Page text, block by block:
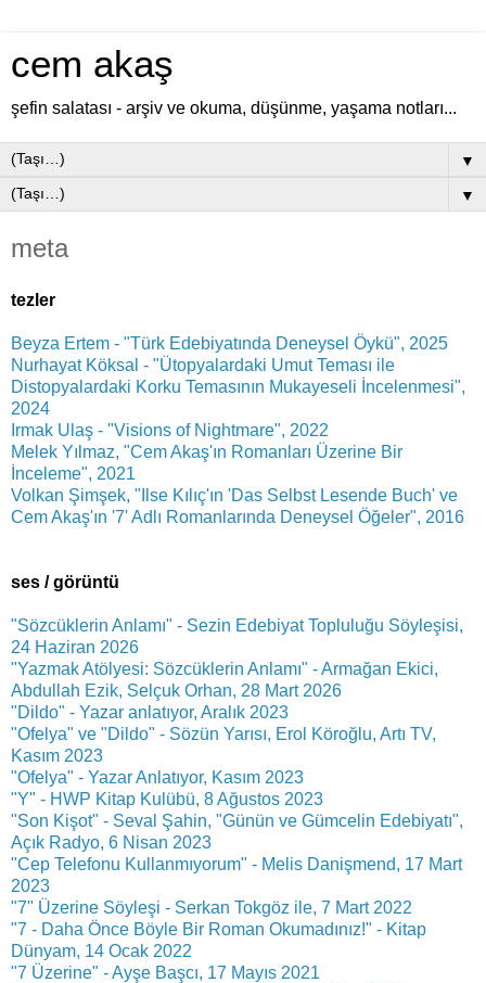
cem akaş
şefin salatası - arşiv ve okuma, düşünme, yaşama notları...
▼
▼
meta
tezler
Beyza Ertem - "Türk Edebiyatında Deneysel Öykü", 2025
Nurhayat Köksal - "Ütopyalardaki Umut Teması ile
Distopyalardaki Korku Temasının Mukayeseli İncelenmesi",
2024
Irmak Ulaş - "Visions of Nightmare", 2022
Melek Yılmaz, "Cem Akaş'ın Romanları Üzerine Bir
İnceleme", 2021
Volkan Şimşek, "Ilse Kılıç'ın 'Das Selbst Lesende Buch' ve
Cem Akaş'ın '7' Adlı Romanlarında Deneysel Öğeler", 2016
ses / görüntü
"Sözcüklerin Anlamı" - Sezin Edebiyat Topluluğu Söyleşisi,
24 Haziran 2026
"Yazmak Atölyesi: Sözcüklerin Anlamı" - Armağan Ekici,
Abdullah Ezik, Selçuk Orhan, 28 Mart 2026
"Dildo" - Yazar anlatıyor, Aralık 2023
"Ofelya" ve "Dildo" - Sözün Yarısı, Erol Köroğlu, Artı TV,
Kasım 2023
"Ofelya" - Yazar Anlatıyor, Kasım 2023
"Y" - HWP Kitap Kulübü, 8 Ağustos 2023
"Son Kişot" - Seval Şahin, "Günün ve Gümcelin Edebiyatı",
Açık Radyo, 6 Nisan 2023
"Cep Telefonu Kullanmıyorum" - Melis Danişmend, 17 Mart
2023
"7" Üzerine Söyleşi - Serkan Tokgöz ile, 7 Mart 2022
"7 - Daha Önce Böyle Bir Roman Okumadınız!" - Kitap
Dünyam, 14 Ocak 2022
"7 Üzerine" - Ayşe Başcı, 17 Mayıs 2021